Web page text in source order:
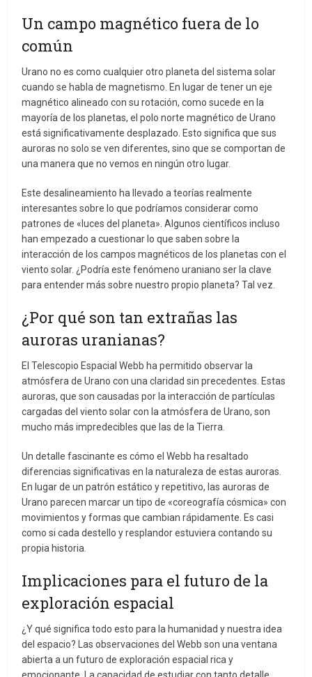
Un campo magnético fuera de lo
común
Urano no es como cualquier otro planeta del sistema solar
cuando se habla de magnetismo. En lugar de tener un eje
magnético alineado con su rotación, como sucede en la
mayoría de los planetas, el polo norte magnético de Urano
está significativamente desplazado. Esto significa que sus
auroras no solo se ven diferentes, sino que se comportan de
una manera que no vemos en ningún otro lugar.
Este desalineamiento ha llevado a teorías realmente
interesantes sobre lo que podríamos considerar como
patrones de «luces del planeta». Algunos científicos incluso
han empezado a cuestionar lo que saben sobre la
interacción de los campos magnéticos de los planetas con el
viento solar. ¿Podría este fenómeno uraniano ser la clave
para entender más sobre nuestro propio planeta? Tal vez.
¿Por qué son tan extrañas las
auroras uranianas?
El Telescopio Espacial Webb ha permitido observar la
atmósfera de Urano con una claridad sin precedentes. Estas
auroras, que son causadas por la interacción de partículas
cargadas del viento solar con la atmósfera de Urano, son
mucho más impredecibles que las de la Tierra.
Un detalle fascinante es cómo el Webb ha resaltado
diferencias significativas en la naturaleza de estas auroras.
En lugar de un patrón estático y repetitivo, las auroras de
Urano parecen marcar un tipo de «coreografía cósmica» con
movimientos y formas que cambian rápidamente. Es casi
como si cada destello y resplandor estuviera contando su
propia historia.
Implicaciones para el futuro de la
exploración espacial
¿Y qué significa todo esto para la humanidad y nuestra idea
del espacio? Las observaciones del Webb son una ventana
abierta a un futuro de exploración espacial rica y